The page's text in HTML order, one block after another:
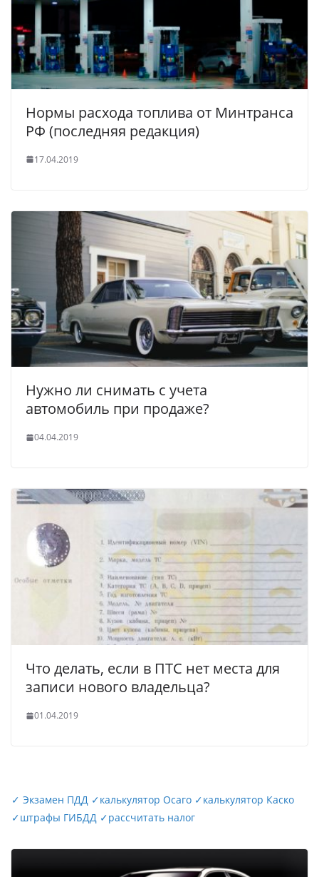
Нормы расхода топлива от Минтранса
РФ (последняя редакция)
17.04.2019
Нужно ли снимать с учета
автомобиль при продаже?
04.04.2019
Что делать, если в ПТС нет места для
записи нового владельца?
01.04.2019
✓ Экзамен ПДД ✓калькулятор Осаго ✓калькулятор Каско
✓штрафы ГИБДД ✓рассчитать налог